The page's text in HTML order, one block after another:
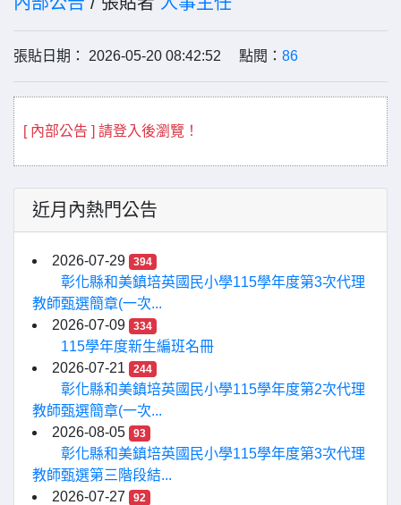
張貼日期： 2026-05-20 08:42:52 點閱： 86
[ 內部公告 ] 請登入後瀏覽！
近月內熱門公告
2026-07-29 394
彰化縣和美鎮培英國民小學115學年度第3次代理
教師甄選簡章(一次...
2026-07-09
334
115學年度新生編班名冊
2026-07-21
244
彰化縣和美鎮培英國民小學115學年度第2次代理
教師甄選簡章(一次...
2026-08-05
93
彰化縣和美鎮培英國民小學115學年度第3次代理
教師甄選第三階段結...
2026-07-27
92